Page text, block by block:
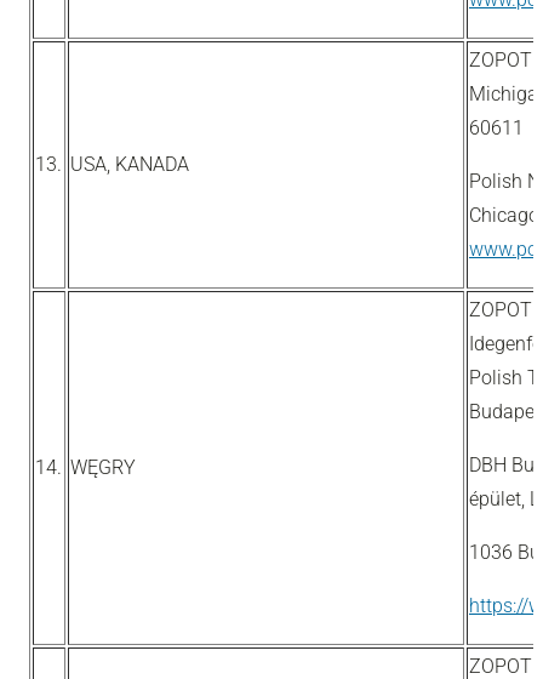
13. USA, KANADA
ZOPOT
60611
Polish
Chicago
14. WĘGRY
ZOPOT
Polish
DBH
épület,
1036
https://
ZOPOT